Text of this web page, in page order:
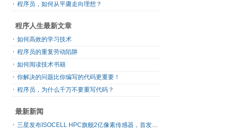
程序员，如何从平庸走向理想？
程序人生最新文章
如何高效的学习技术
程序员的重复劳动陷阱
如何阅读技术书籍
你解决的问题比你编写的代码更重要！
程序员，为什么千万不要重写代码？
最新新闻
三星发布ISOCELL HPC旗舰2亿像素传感器，首发16-bit RAW输出